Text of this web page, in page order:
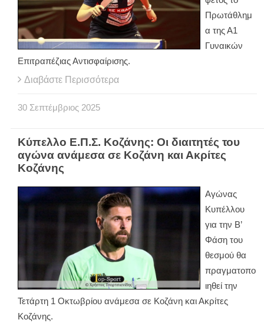
Πρωτάθλημ
α της Α1
Γυναικών
Επιτραπέζιας Αντισφαίρισης.
Διαβάστε Περισσότερα
30 Σεπτέμβριος 2025
Κύπελλο Ε.Π.Σ. Κοζάνης: Οι διαιτητές του
αγώνα ανάμεσα σε Κοζάνη και Ακρίτες
Κοζάνης
Αγώνας
Κυπέλλου
για την Β’
Φάση του
θεσμού θα
πραγματοπο
ιηθεί την
Τετάρτη 1 Οκτωβρίου ανάμεσα σε Κοζάνη και Ακρίτες
Κοζάνης.